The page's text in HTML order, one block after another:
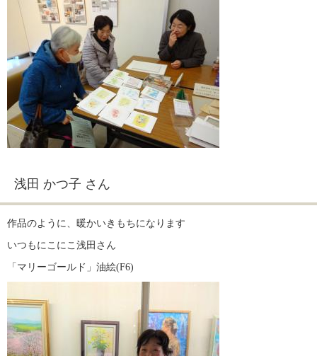
浅田 かつ子 さん
作品のように、暖かいきもちになります
いつもにこにこ浅田さん
「マリーゴールド」油絵(F6)